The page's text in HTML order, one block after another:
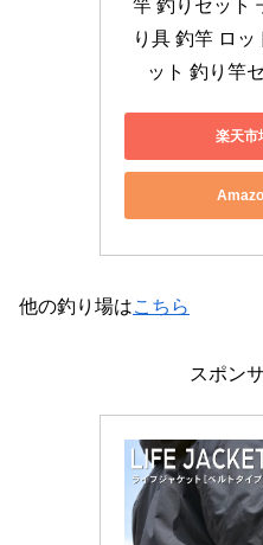
竿 釣りセット
り具 釣竿 ロ
ット 釣り竿
楽天市
他の釣り場はこちら
スポン